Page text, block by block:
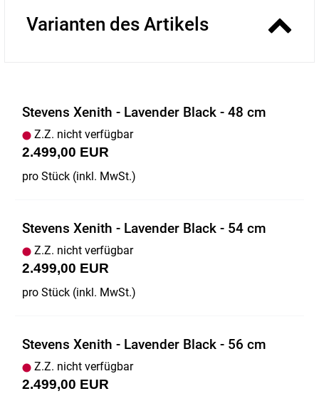
Varianten des Artikels
Stevens Xenith - Lavender Black - 48 cm
Z.Z. nicht verfügbar
2.499,00 EUR
pro Stück (inkl. MwSt.)
Stevens Xenith - Lavender Black - 54 cm
Z.Z. nicht verfügbar
2.499,00 EUR
pro Stück (inkl. MwSt.)
Stevens Xenith - Lavender Black - 56 cm
Z.Z. nicht verfügbar
2.499,00 EUR